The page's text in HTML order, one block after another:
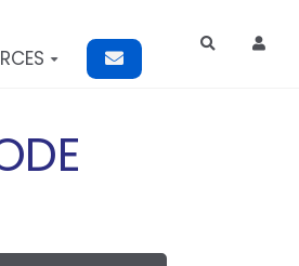
Rechercher